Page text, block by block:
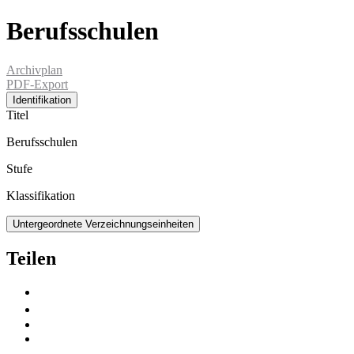
Berufsschulen
Archivplan
PDF-Export
Identifikation
Titel
Berufsschulen
Stufe
Klassifikation
Untergeordnete Verzeichnungseinheiten
Teilen